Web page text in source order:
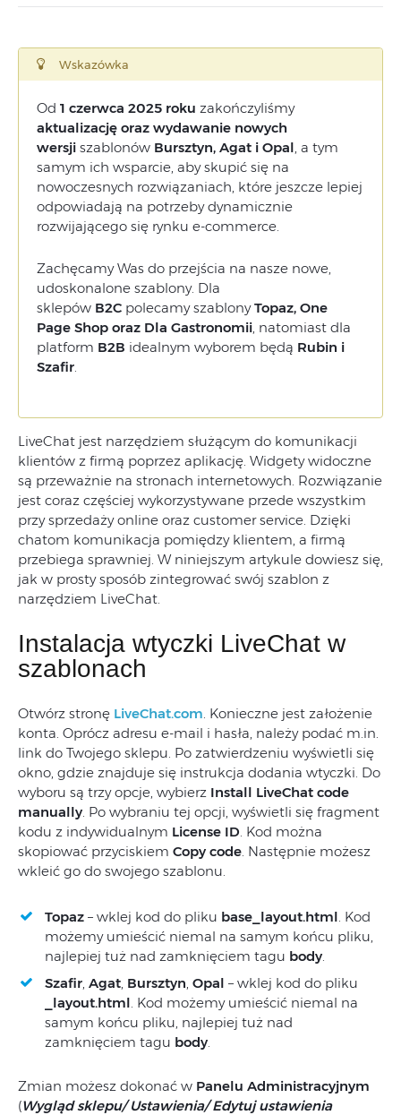
Wskazówka
Od 1 czerwca 2025 roku zakończyliśmy
aktualizację oraz wydawanie nowych
wersji szablonów Bursztyn, Agat i Opal, a tym
samym ich wsparcie, aby skupić się na
nowoczesnych rozwiązaniach, które jeszcze lepiej
odpowiadają na potrzeby dynamicznie
rozwijającego się rynku e-commerce.
Zachęcamy Was do przejścia na nasze nowe,
udoskonalone szablony. Dla
sklepów B2C polecamy szablonyTopaz, One
Page Shop oraz Dla Gastronomii, natomiast dla
platform B2B idealnym wyborem będą Rubin i
Szafir.
LiveChat jest narzędziem służącym do komunikacji
klientów z firmą poprzez aplikację. Widgety widoczne
są przeważnie na stronach internetowych. Rozwiązanie
jest coraz częściej wykorzystywane przede wszystkim
przy sprzedaży online oraz customer service. Dzięki
chatom komunikacja pomiędzy klientem, a firmą
przebiega sprawniej. W niniejszym artykule dowiesz się,
jak w prosty sposób zintegrować swój szablon z
narzędziem LiveChat.
Instalacja wtyczki LiveChat w
szablonach
Otwórz stronę LiveChat.com. Konieczne jest założenie
konta. Oprócz adresu e-mail i hasła, należy podać m.in.
link do Twojego sklepu. Po zatwierdzeniu wyświetli się
okno, gdzie znajduje się instrukcja dodania wtyczki. Do
wyboru są trzy opcje, wybierz Install LiveChat code
manually. Po wybraniu tej opcji, wyświetli się fragment
kodu z indywidualnym License ID. Kod można
skopiować przyciskiem Copy code. Następnie możesz
wkleić go do swojego szablonu.
Topaz – wklej kod do pliku base_layout.html. Kod
możemy umieścić niemal na samym końcu pliku,
najlepiej tuż nad zamknięciem tagu body.
Szafir, Agat, Bursztyn, Opal – wklej kod do pliku
_layout.html. Kod możemy umieścić niemal na
samym końcu pliku, najlepiej tuż nad
zamknięciem tagu body.
Zmian możesz dokonać w Panelu Administracyjnym
(Wygląd sklepu/ Ustawienia/ Edytuj ustawienia